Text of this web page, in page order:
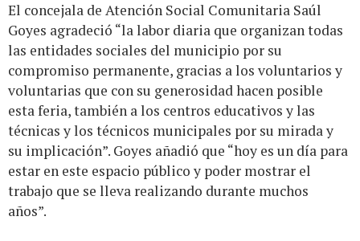
El concejala de Atención Social Comunitaria Saúl
Goyes agradeció “la labor diaria que organizan todas
las entidades sociales del municipio por su
compromiso permanente, gracias a los voluntarios y
voluntarias que con su generosidad hacen posible
esta feria, también a los centros educativos y las
técnicas y los técnicos municipales por su mirada y
su implicación”. Goyes añadió que “hoy es un día para
estar en este espacio público y poder mostrar el
trabajo que se lleva realizando durante muchos
años”.